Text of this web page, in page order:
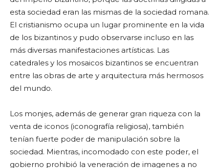
esta sociedad eran las mismas de la sociedad romana.
El cristianismo ocupa un lugar prominente en la vida
de los bizantinos y pudo observarse incluso en las
más diversas manifestaciones artísticas. Las
catedrales y los mosaicos bizantinos se encuentran
entre las obras de arte y arquitectura más hermosos
del mundo.
Los monjes, además de generar gran riqueza con la
venta de iconos (iconografía religiosa), también
tenían fuerte poder de manipulación sobre la
sociedad. Mientras, incomodado con este poder, el
gobierno prohibió la veneración de imagenes a no